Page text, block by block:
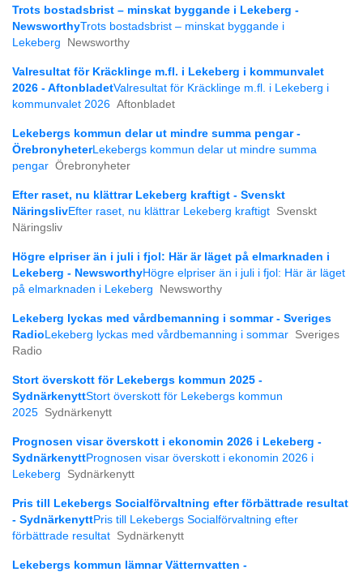
Trots bostadsbrist – minskat byggande i Lekeberg -
NewsworthyTrots bostadsbrist – minskat byggande i
Lekeberg
Newsworthy
Valresultat för Kräcklinge m.fl. i Lekeberg i kommunvalet
2026 - AftonbladetValresultat för Kräcklinge m.fl. i Lekeberg i
kommunvalet 2026 Aftonbladet
Lekebergs kommun delar ut mindre summa pengar -
ÖrebronyheterLekebergs kommun delar ut mindre summa
pengar Örebronyheter
Efter raset, nu klättrar Lekeberg kraftigt - Svenskt
NäringslivEfter raset, nu klättrar Lekeberg kraftigt Svenskt
Näringsliv
Högre elpriser än i juli i fjol: Här är läget på elmarknaden i
Lekeberg - NewsworthyHögre elpriser än i juli i fjol: Här är läget
på elmarknaden i Lekeberg
Newsworthy
Lekeberg lyckas med vårdbemanning i sommar - Sveriges
Radio Lekeberg lyckas med vårdbemanning i sommar Sveriges
Radio
Stort överskott för Lekebergs kommun 2025 -
SydnärkenyttStort överskott för Lekebergs kommun
2025 Sydnärkenytt
Prognosen visar överskott i ekonomin 2026 i Lekeberg -
SydnärkenyttPrognosen visar överskott i ekonomin 2026 i
Lekeberg
Sydnärkenytt
Pris till Lekebergs Socialförvaltning efter förbättrade resultat
- SydnärkenyttPris till Lekebergs Socialförvaltning efter
förbättrade resultat Sydnärkenytt
Lekebergs kommun lämnar Vätternvatten -